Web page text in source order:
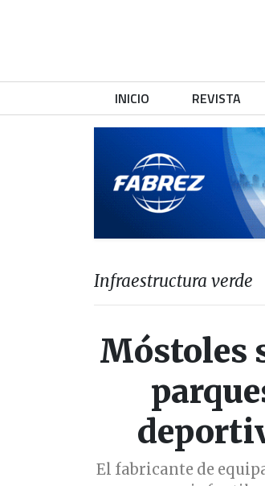
INICIO REVISTA
Infraestructura verde
Móstoles
El fabricante de